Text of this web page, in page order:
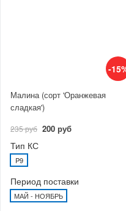
-
Малина (сорт 'Оранжевая
сладкая')
235 руб 200 руб
Тип КС
P9
Период поставки
МАЙ - НОЯБРЬ